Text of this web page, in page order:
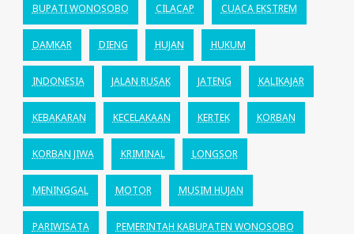
BUPATI WONOSOBO CILACAP CUACA EKSTREM
DAMKAR DIENG HUJAN HUKUM
INDONESIA JALAN RUSAK JATENG KALIKAJAR
KEBAKARAN KECELAKAAN KERTEK KORBAN
KORBAN JIWA KRIMINAL LONGSOR
MENINGGAL MOTOR MUSIM HUJAN
PARIWISATA PEMERINTAH KABUPATEN WONOSOBO